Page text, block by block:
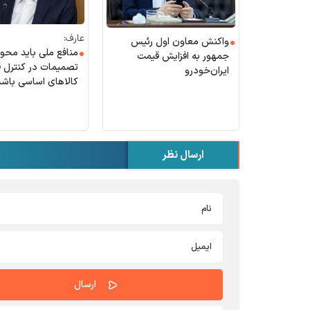
واکنش معاون اول رئیس
جمهور به افزایش قیمت
ایران‌خودرو
عارف:
منافع ملی باید
تصمیمات در
کالا‌های اساسی
ارسال نظر